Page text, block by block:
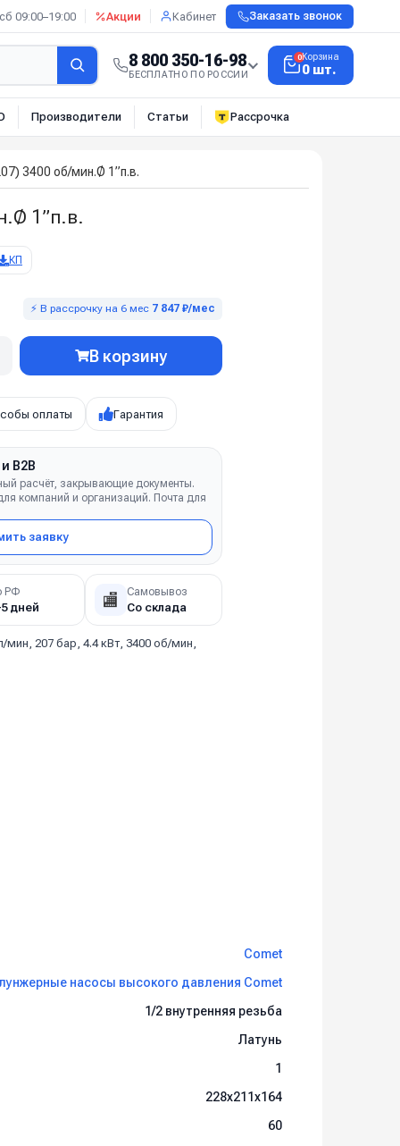
09:00–19:00 Акции Кабинет Заказать звонок
8 800 350-16-98
БЕСПЛАТНО ПО РОССИИ
0Корзина
0 шт.
Производители Статьи Рассрочка
3400 об/мин.Ø 1”п.в.
1”п.в.
КП
⚡ В рассрочку на 6 мес 7 847 ₽/мес
В корзину
оплаты Гарантия
B2B
расчёт, закрывающие документы.
компаний и организаций. Почта для
заявку
РФ
дней 🏬 Самовывоз
Со склада
мин, 207 бар, 4.4 кВт, 3400 об/мин,
Comet
насосы высокого давления Comet
1/2 внутренняя резьба
Латунь
1
228x211x164
60